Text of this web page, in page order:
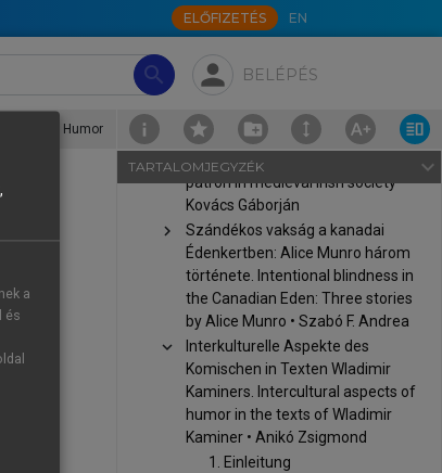
ELŐFIZETÉS EN
search person BELÉPÉS
2.1. Der Humor
und
und
das
TARTALOMJEGYZÉK navigate_next
chevron_right „Érzelgős vénkisasszonyok
a Nyugat és a spiritizmus
kapcsolatához. • Arany
Zsuzsanna
chevron_right
A költő és patrónusa a középkori
ír társadalomban. Poet and
patron in medieval Irish society •
Kovács Gáborján
chevron_right
Szándékos vakság a kanadai
Édenkertben: Alice Munro három
története. Intentional blindness in
the Canadian Eden: Three stories
by Alice Munro • Szabó F. Andrea
chevron_right
Interkulturelle Aspekte des
Komischen in Texten Wladimir
Kaminers. Intercultural aspects of
humor in the texts of Wladimir
Kaminer • Anikó Zsigmond
1. Einleitung
a
és